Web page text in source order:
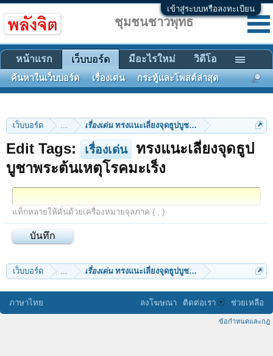
เข้าสู่ระบบหรือลงทะเบียน
เว็บบอร์ด ... เรื่องเด่นทรงแนะเลี่ยงจุดธูปบูชาพระต้นเหตุโรคมะเร็ง
Edit Tags: เรื่องเด่น
ทรงแนะเลี่ยงจุดธูป
บูชาพระต้นเหตุโรคมะเร็ง
แท็กหลายให้คั่นด้วยเครื่องหมายจุลภาค ( , )
เว็บบอร์ด ... เรื่องเด่นทรงแนะเลี่ยงจุดธูปบูชาพระต้นเหตุโรคมะเร็ง
ชุมชนชาวพุทธ
หน้าแรก เว็บบอร์ด
ค้นหาในเว็บบอร์ด เรื่องเด่น กระทู้และโพสต์ล่าสุด
มีอะไรใหม่ วิดีโอ
ภาษาไทย ลงโฆษณา ติดต่อเรา ช่วยเหลือ
ข้อกำหนดและกฎ